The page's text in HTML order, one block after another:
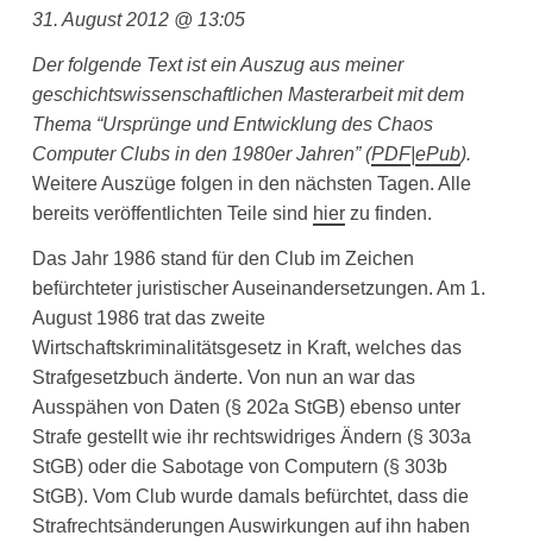
31. August 2012 @ 13:05
Der folgende Text ist ein Auszug aus meiner
geschichtswissenschaftlichen Masterarbeit mit dem
Thema “Ursprünge und Entwicklung des Chaos
Computer Clubs in den 1980er Jahren”(PDF|ePub).
Weitere Auszüge folgen in den nächsten Tagen. Alle
bereits veröffentlichten Teile sind hierzu finden.
Das Jahr 1986 stand für den Club im Zeichen
befürchteter juristischer Auseinandersetzungen. Am 1.
August 1986 trat das zweite
Wirtschaftskriminalitätsgesetz in Kraft, welches das
Strafgesetzbuch änderte. Von nun an war das
Ausspähen von Daten (§ 202a StGB) ebenso unter
Strafe gestellt wie ihr rechtswidriges Ändern (§ 303a
StGB) oder die Sabotage von Computern (§ 303b
StGB). Vom Club wurde damals befürchtet, dass die
Strafrechtsänderungen Auswirkungen auf ihn haben